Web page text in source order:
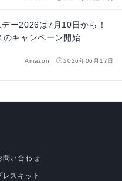
ー2026は7月10日から！
のキャンペーン開始
Amazon 2026年06月17日
問い合わせ
レスキット